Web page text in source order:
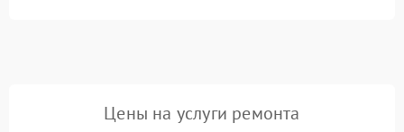
Цены на услуги ремонта